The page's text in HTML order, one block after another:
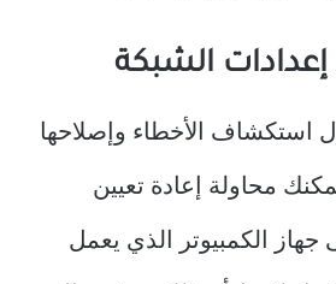
استكشاف الأخطاء وإصلاحها
محاولة إعادة تعيين
الكمبيوتر الذي يعمل